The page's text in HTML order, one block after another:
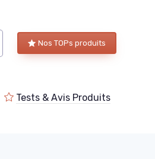
Nos TOPs produits
Tests & Avis Produits